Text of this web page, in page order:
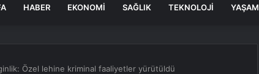
HABER EKONOMI SAĞLIK TEKNOLOJI YAŞAM
Özel lehine kriminal faaliyetler yürütüldü